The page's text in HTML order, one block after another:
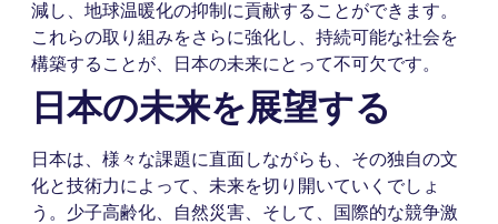
減し、地球温暖化の抑制に貢献することができます。
これらの取り組みをさらに強化し、持続可能な社会を
構築することが、日本の未来にとって不可欠です。
日本の未来を展望する
日本は、様々な課題に直面しながらも、その独自の文
化と技術力によって、未来を切り開いていくでしょ
う。少子高齢化、自然災害、そして、国際的な競争激